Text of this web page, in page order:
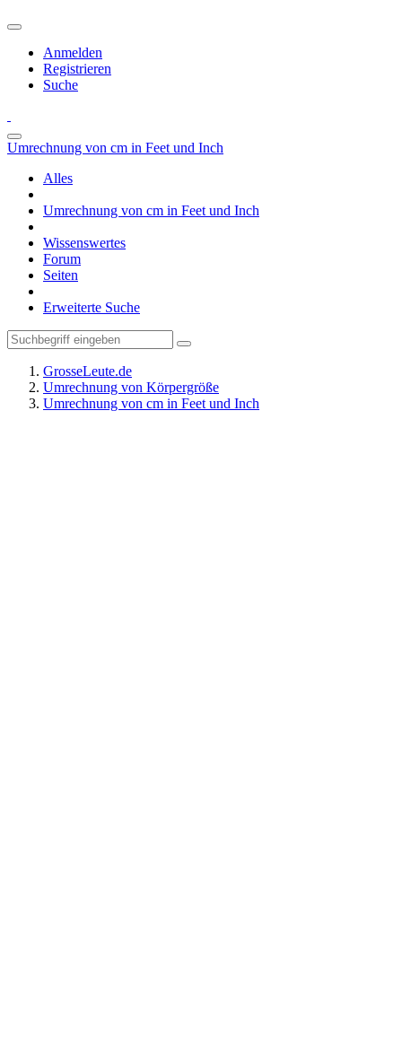
Anmelden
Registrieren
Suche
Umrechnung von cm in Feet und Inch
Alles
Umrechnung von cm in Feet und Inch
Wissenswertes
Forum
Seiten
Erweiterte Suche
GrosseLeute.de
Umrechnung von Körpergröße
Umrechnung von cm in Feet und Inch